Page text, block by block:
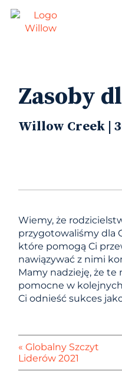
Zasoby
Willow Creek |
Wiemy, że
przygotowaliśmy dla
które pomogą Ci
nawiązywać z nimi
Mamy nadzieję, że te
pomocne w
Ci odnieść sukces
« Globalny Szczyt
Liderów 2021